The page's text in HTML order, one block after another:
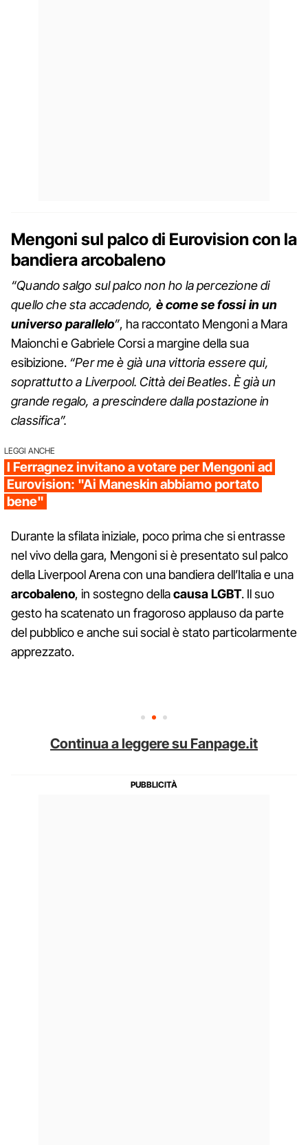
Mengoni sul palco di Eurovision con la
bandiera arcobaleno
“Quando salgo sul palco non ho la percezione di
quello che sta accadendo, è come se fossi in un
universo parallelo”, ha raccontato Mengoni a Mara
Maionchi e Gabriele Corsi a margine della sua
esibizione. “Per me è già una vittoria essere qui,
soprattutto a Liverpool. Città dei Beatles. È già un
grande regalo, a prescindere dalla postazione in
classifica”.
LEGGI ANCHE
I Ferragnez invitano a votare per Mengoni ad
Eurovision: "Ai Maneskin abbiamo portato
bene"
Durante la sfilata iniziale, poco prima che si entrasse
nel vivo della gara, Mengoni si è presentato sul palco
della Liverpool Arena con una bandiera dell’Italia e una
arcobaleno, in sostegno dellacausa LGBT. Il suo
gesto ha scatenato un fragoroso applauso da parte
del pubblico e anche sui social è stato particolarmente
apprezzato.
Continua a leggere su Fanpage.it